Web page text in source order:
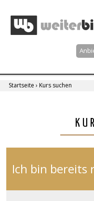
navigation
Startseite › Kurs suchen
Ich bin bereits